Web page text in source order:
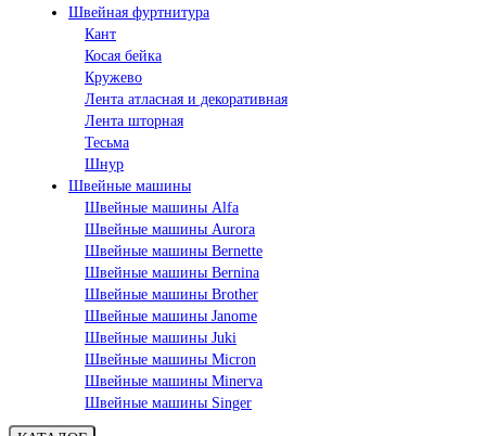
Швейная фуртнитура
Кант
Косая бейка
Кружево
Лента aтласная и декоративная
Лента шторная
Тесьма
Шнур
Швейные машины
Швейные машины Alfa
Швейные машины Aurora
Швейные машины Bernette
Швейные машины Bernina
Швейные машины Brother
Швейные машины Janome
Швейные машины Juki
Швейные машины Micron
Швейные машины Minerva
Швейные машины Singer